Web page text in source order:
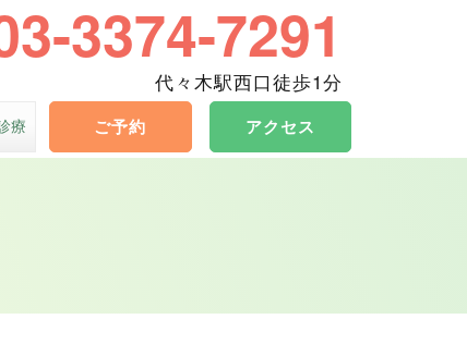
3374-7291
代々木駅西口徒歩1分
療 ご予約 アクセス